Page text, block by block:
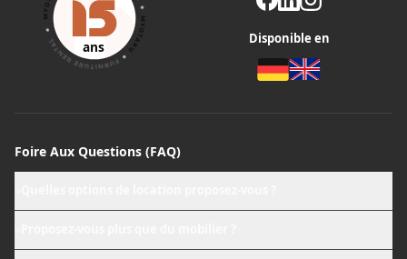
ans
Disponible en
Foire Aux Questions (FAQ)